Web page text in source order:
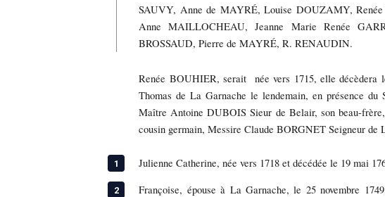
SAUVY, Anne de MAYRÉ, Louise DOUZAMY,
Anne MAILLOCHEAU, Jeanne Marie Renée
BROSSAUD, Pierre de MAYRÉ, R. RENAUDIN.
Renée BOUHIER, serait née vers 1715, elle
Thomas de La Garnache le lendemain, en présence
Maître Antoine DUBOIS Sieur de Belair, son beau-
cousin germain, Messire Claude BORGNET Seigneur
Julienne Catherine, née vers 1718 et décédée le 19 mai
Françoise, épouse à La Garnache, le 25 novembre